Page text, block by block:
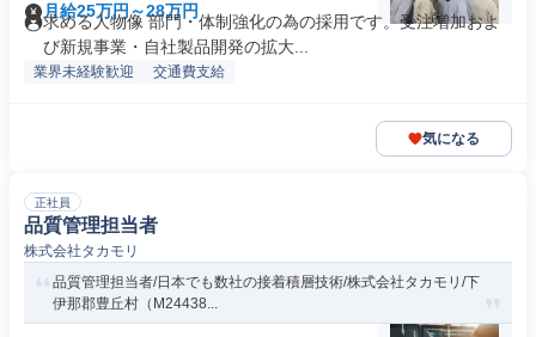
月給25万円～28万円
求める人物像 部門・体制強化の為の採用です。受注増加およ
び新規事業・自社製品開発の拡大...
業界未経験歓迎 交通費支給
気になる
正社員
品質管理担当者
株式会社タカモリ
品質管理担当者/日本でも数社の接着積層技術/株式会社タカモリ/下
伊那郡豊丘村（M24438...